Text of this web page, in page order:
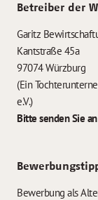
Betreiber der
Garitz
Kantstraße 45a
97074 Würzburg
(Ein
e.V.)
Bitte senden Sie
Bewerbung als